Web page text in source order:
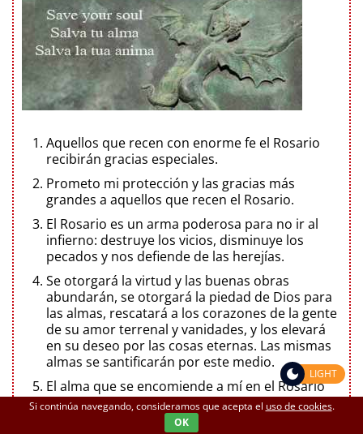
Aquellos que recen con enorme fe el Rosario
recibirán gracias especiales.
Prometo mi protección y las gracias más
grandes a aquellos que recen el Rosario.
El Rosario es un arma poderosa para no ir al
infierno: destruye los vicios, disminuye los
pecados y nos defiende de las herejías.
Se otorgará la virtud y las buenas obras
abundarán, se otorgará la piedad de Dios para
las almas, rescatará a los corazones de la gente
de su amor terrenal y vanidades, y los elevará
en su deseo por las cosas eternas. Las mismas
almas se santificarán por este medio.
El alma que se encomiende a mí en el Rosario
no perecerá.
Quien rece el Rosario devotamente, y lleve los
Si continúa navegando, consideramos que acepta el uso de cookies.
OK
LIGHT